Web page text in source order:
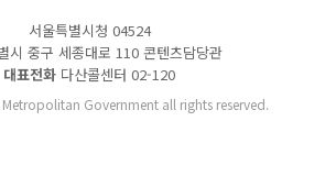
서울특별시청 04524
시 중구 세종대로 110 콘텐츠담당관
대표전화 다산콜센터 02-120
Government all rights reserved.